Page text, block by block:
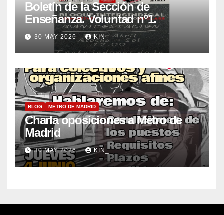
Boletín de la Sección de
Enseñanza. Voluntad nº1.
30 MAY 2026 KIN_
BLOG METRO DE MADRID
Charla oposiciones a Metro de
Madrid
30 MAY 2026 KIN_